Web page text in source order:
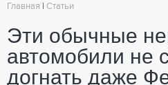
Главная Статьи
Эти обычные
автомобили не
догнать даже